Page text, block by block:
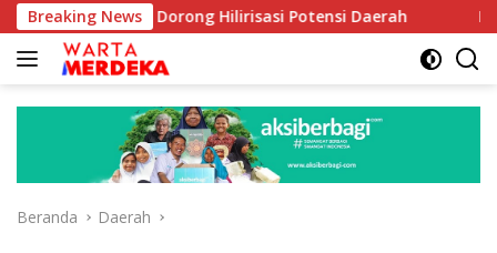
Langsung
ke
konten
Breaking News
Dorong Hilirisasi Potensi Daerah DPR Dorong
Beranda Daerah